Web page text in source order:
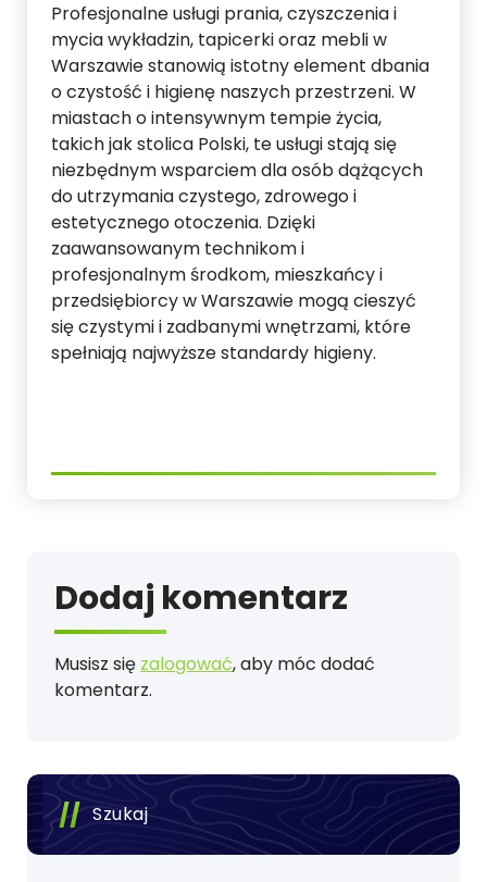
Profesjonalne usługi prania, czyszczenia i
mycia wykładzin, tapicerki oraz mebli w
Warszawie stanowią istotny element dbania
o czystość i higienę naszych przestrzeni. W
miastach o intensywnym tempie życia,
takich jak stolica Polski, te usługi stają się
niezbędnym wsparciem dla osób dążących
do utrzymania czystego, zdrowego i
estetycznego otoczenia. Dzięki
zaawansowanym technikom i
profesjonalnym środkom, mieszkańcy i
przedsiębiorcy w Warszawie mogą cieszyć
się czystymi i zadbanymi wnętrzami, które
spełniają najwyższe standardy higieny.
Dodaj komentarz
Musisz się zalogować, aby móc dodać
komentarz.
Szukaj